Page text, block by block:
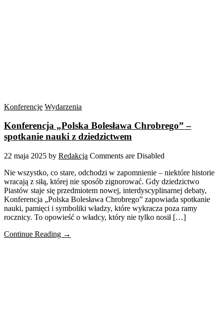
Konferencje Wydarzenia
Konferencja „Polska Bolesława Chrobrego” –
spotkanie nauki z dziedzictwem
22 maja 2025 by Redakcja Comments are Disabled
Nie wszystko, co stare, odchodzi w zapomnienie – niektóre historie
wracają z siłą, której nie sposób zignorować. Gdy dziedzictwo
Piastów staje się przedmiotem nowej, interdyscyplinarnej debaty,
Konferencja „Polska Bolesława Chrobrego” zapowiada spotkanie
nauki, pamięci i symboliki władzy, które wykracza poza ramy
rocznicy. To opowieść o władcy, który nie tylko nosił […]
Continue Reading →